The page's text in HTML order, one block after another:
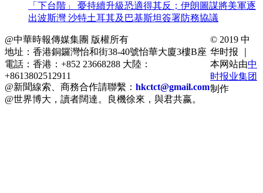
「下台階」 憂持續升級恐適得其反；伊朗圖謀將美軍逐
出波斯灣 沙特土耳其及巴基斯坦簽署防務協議
@中華時報傳媒集團 版權所有
地址：香港銅鑼灣怡和街38-40號怡華大廈3樓B座
電話：香港：+852 23668288 大陸：
+8613802512911
@新聞線索、商務合作請聯繫： hkctct@gmail.com
@世界博大，讀者闊達。良機徐來，與君共嬴。
© 2019 中
华时报 ｜
本网站由中
时报业集团
制作